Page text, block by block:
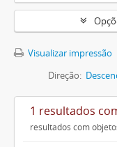
Visualizar impressão
Direção:
1 resultados
resultados com